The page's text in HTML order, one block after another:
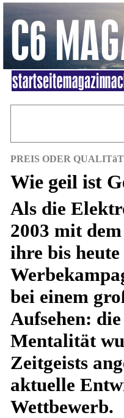
PREIS ODER
Wie geil ist
Als die
2003 mit
ihre bis
bei einem
Aufsehen:
Mentalität
Zeitgeists
aktuelle
Wettbewerb.